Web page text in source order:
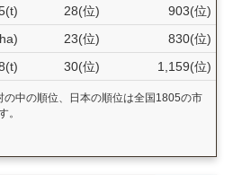
28(位)
903(位)
23(位)
830(位)
30(位) 1,159(位)
中の順位、日本の順位は全国1805の市
。